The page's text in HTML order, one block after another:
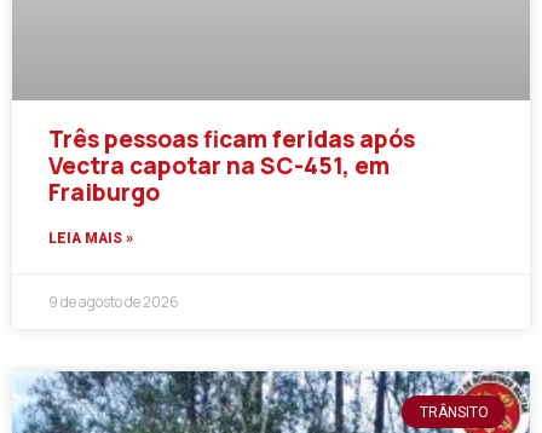
Três pessoas ficam feridas após
Vectra capotar na SC-451, em
Fraiburgo
LEIA MAIS »
9 de agosto de 2026
TRÂNSITO